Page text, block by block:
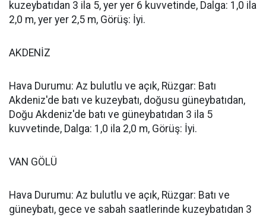
kuzeybatıdan 3 ila 5, yer yer 6 kuvvetinde, Dalga: 1,0 ila
2,0 m, yer yer 2,5 m, Görüş: İyi.
AKDENİZ
Hava Durumu: Az bulutlu ve açık, Rüzgar: Batı
Akdeniz'de batı ve kuzeybatı, doğusu güneybatıdan,
Doğu Akdeniz'de batı ve güneybatıdan 3 ila 5
kuvvetinde, Dalga: 1,0 ila 2,0 m, Görüş: İyi.
VAN GÖLÜ
Hava Durumu: Az bulutlu ve açık, Rüzgar: Batı ve
güneybatı, gece ve sabah saatlerinde kuzeybatıdan 3